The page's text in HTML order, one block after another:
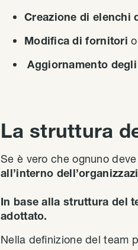
Creazione di elenchi
Modifica di fornitori
Aggiornamento
La struttura
Se è vero che ognuno
all’interno
In base alla struttura del
adottato.
Nella definizione del team